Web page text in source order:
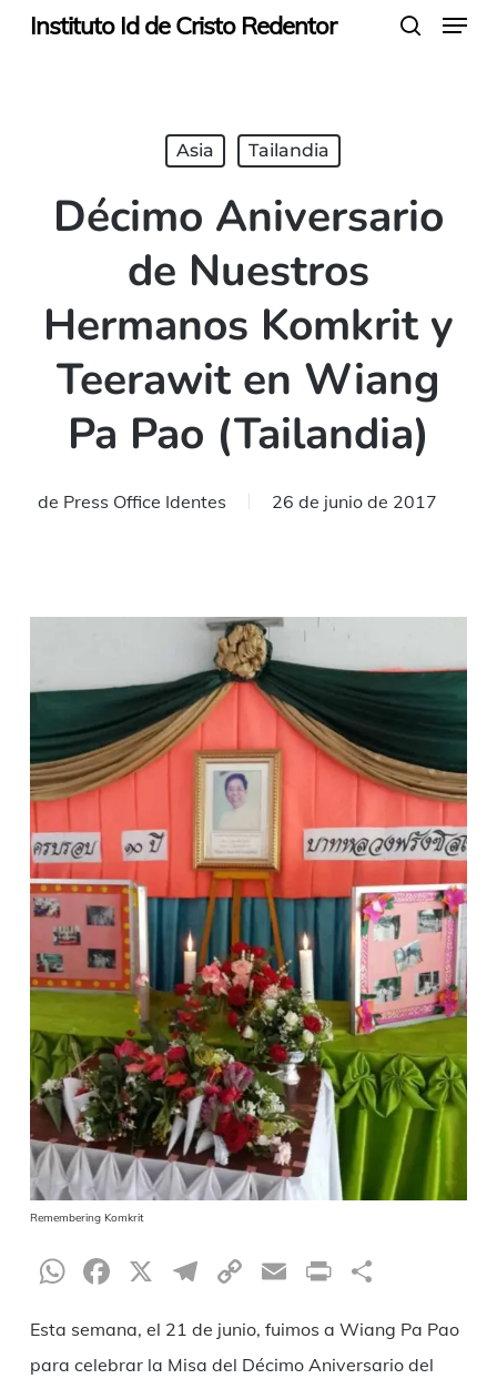
SkipInstituto Id de Cristo Redentor Menu
Asia Tailandia
Décimo Aniversario
de Nuestros
Hermanos Komkrit y
Teerawit en Wiang
Pa Pao (Tailandia)
de Press Office Identes 26 de junio de 2017
Remembering Komkrit
WhatsApp
Facebook
X Telegram
CopyEmailPrint
Esta semana, el 21 de junio, fuimos a Wiang Pa Pao
para celebrar la Misa del Décimo Aniversario del